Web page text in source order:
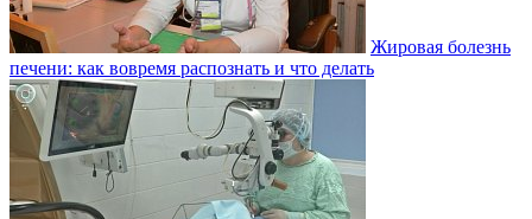
Жировая болезнь
печени: как вовремя распознать и что делать